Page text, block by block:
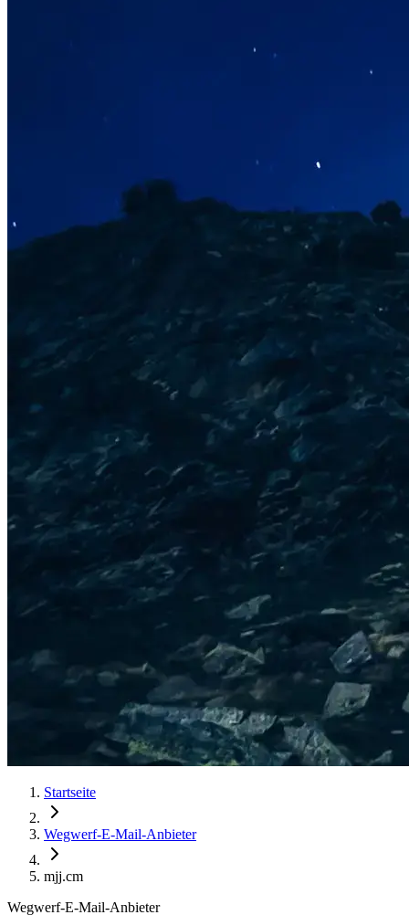
Startseite
Wegwerf-E-Mail-Anbieter
mjj.cm
Wegwerf-E-Mail-Anbieter